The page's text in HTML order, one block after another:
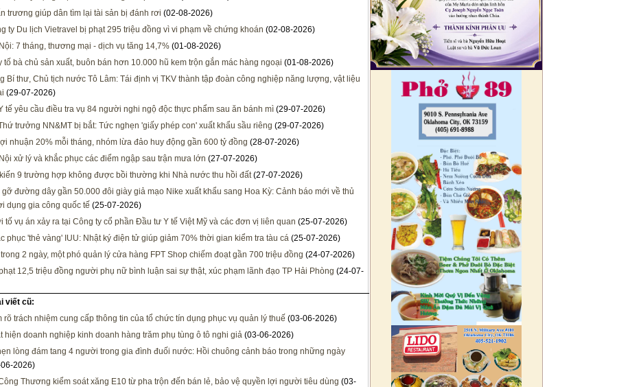
trương giúp dân tìm lại tài sản bị đánh rơi (02-08-2026)
ty Du lịch Vietravel bị phạt 295 triệu đồng vì vi phạm về chứng khoán (02-08-2026)
7 tháng, thương mại - dịch vụ tăng 14,7% (01-08-2026)
tố bà chủ sản xuất, buôn bán hơn 10.000 hũ kem trộn gắn mác hàng ngoại (01-08-2026)
Bí thư, Chủ tịch nước Tô Lâm: Tái định vị TKV thành tập đoàn công nghiệp năng lượng, vật liệu
(29-07-2026)
tế yêu cầu điều tra vụ 84 người nghi ngộ độc thực phẩm sau ăn bánh mì (29-07-2026)
trưởng NN&MT bị bắt: Tức nghẹn 'giấy phép con' xuất khẩu sầu riêng (29-07-2026)
nhuận 20% mỗi tháng, nhóm lừa đảo huy động gần 600 tỷ đồng (28-07-2026)
xử lý và khắc phục các điểm ngập sau trận mưa lớn (27-07-2026)
9 trường hợp không được bồi thường khi Nhà nước thu hồi đất(27-07-2026)
gỡ đường dây gần 50.000 đôi giày giả mạo Nike xuất khẩu sang Hoa Kỳ: Cảnh báo mới về thủ
dụng gia công quốc tế (25-07-2026)
tố vụ án xảy ra tại Công ty cổ phần Đầu tư Y tế Việt Mỹ và các đơn vị liên quan (25-07-2026)
phục 'thẻ vàng' IUU: Nhật ký điện tử giúp giảm 70% thời gian kiểm tra tàu cá (25-07-2026)
2 ngày, một phó quản lý cửa hàng FPT Shop chiếm đoạt gần 700 triệu đồng (24-07-2026)
12,5 triệu đồng người phụ nữ bình luận sai sự thật, xúc phạm lãnh đạo TP Hải Phòng (24-07-
viết cũ:
rõ trách nhiệm cung cấp thông tin của tổ chức tín dụng phục vụ quản lý thuế (03-06-2026)
hiện doanh nghiệp kinh doanh hàng trăm phụ tùng ô tô nghi giả (03-06-2026)
lòng đám tang 4 người trong gia đình đuối nước: Hồi chuông cảnh báo trong những ngày
2026)
Thương kiểm soát xăng E10 từ pha trộn đến bán lẻ, bảo vệ quyền lợi người tiêu dùng (03-